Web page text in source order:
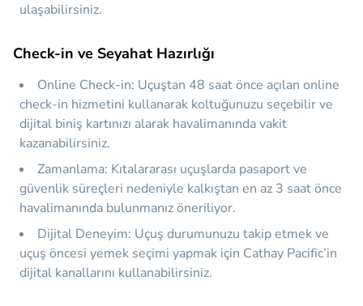
ulaşabilirsiniz.
Check-in ve Seyahat Hazırlığı
Online Check-in: Uçuştan 48 saat önce açılan online
check-in hizmetini kullanarak koltuğunuzu seçebilir ve
dijital biniş kartınızı alarak havalimanında vakit
kazanabilirsiniz.
Zamanlama: Kıtalararası uçuşlarda pasaport ve
güvenlik süreçleri nedeniyle kalkıştan en az 3 saat önce
havalimanında bulunmanız öneriliyor.
Dijital Deneyim: Uçuş durumunuzu takip etmek ve
uçuş öncesi yemek seçimi yapmak için Cathay Pacific’in
dijital kanallarını kullanabilirsiniz.